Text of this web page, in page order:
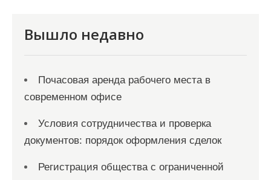
Вышло недавно
Почасовая аренда рабочего места в
современном офисе
Условия сотрудничества и проверка
документов: порядок оформления сделок
Регистрация общества с ограниченной